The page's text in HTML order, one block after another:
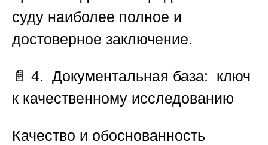
суду наиболее полное и
достоверное заключение.
📄 4. Документальная база: ключ
к качественному исследованию
Качество и обоснованность